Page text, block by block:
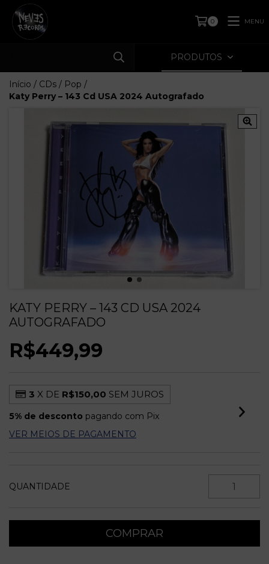
0 MENU
PRODUTOS
Início / CDs / Pop /
Katy Perry – 143 Cd USA 2024 Autografado
KATY PERRY – 143 CD USA 2024
AUTOGRAFADO
R$449,99
3 X DE R$150,00 SEM JUROS
5% de desconto pagando com Pix
VER MEIOS DE PAGAMENTO
QUANTIDADE